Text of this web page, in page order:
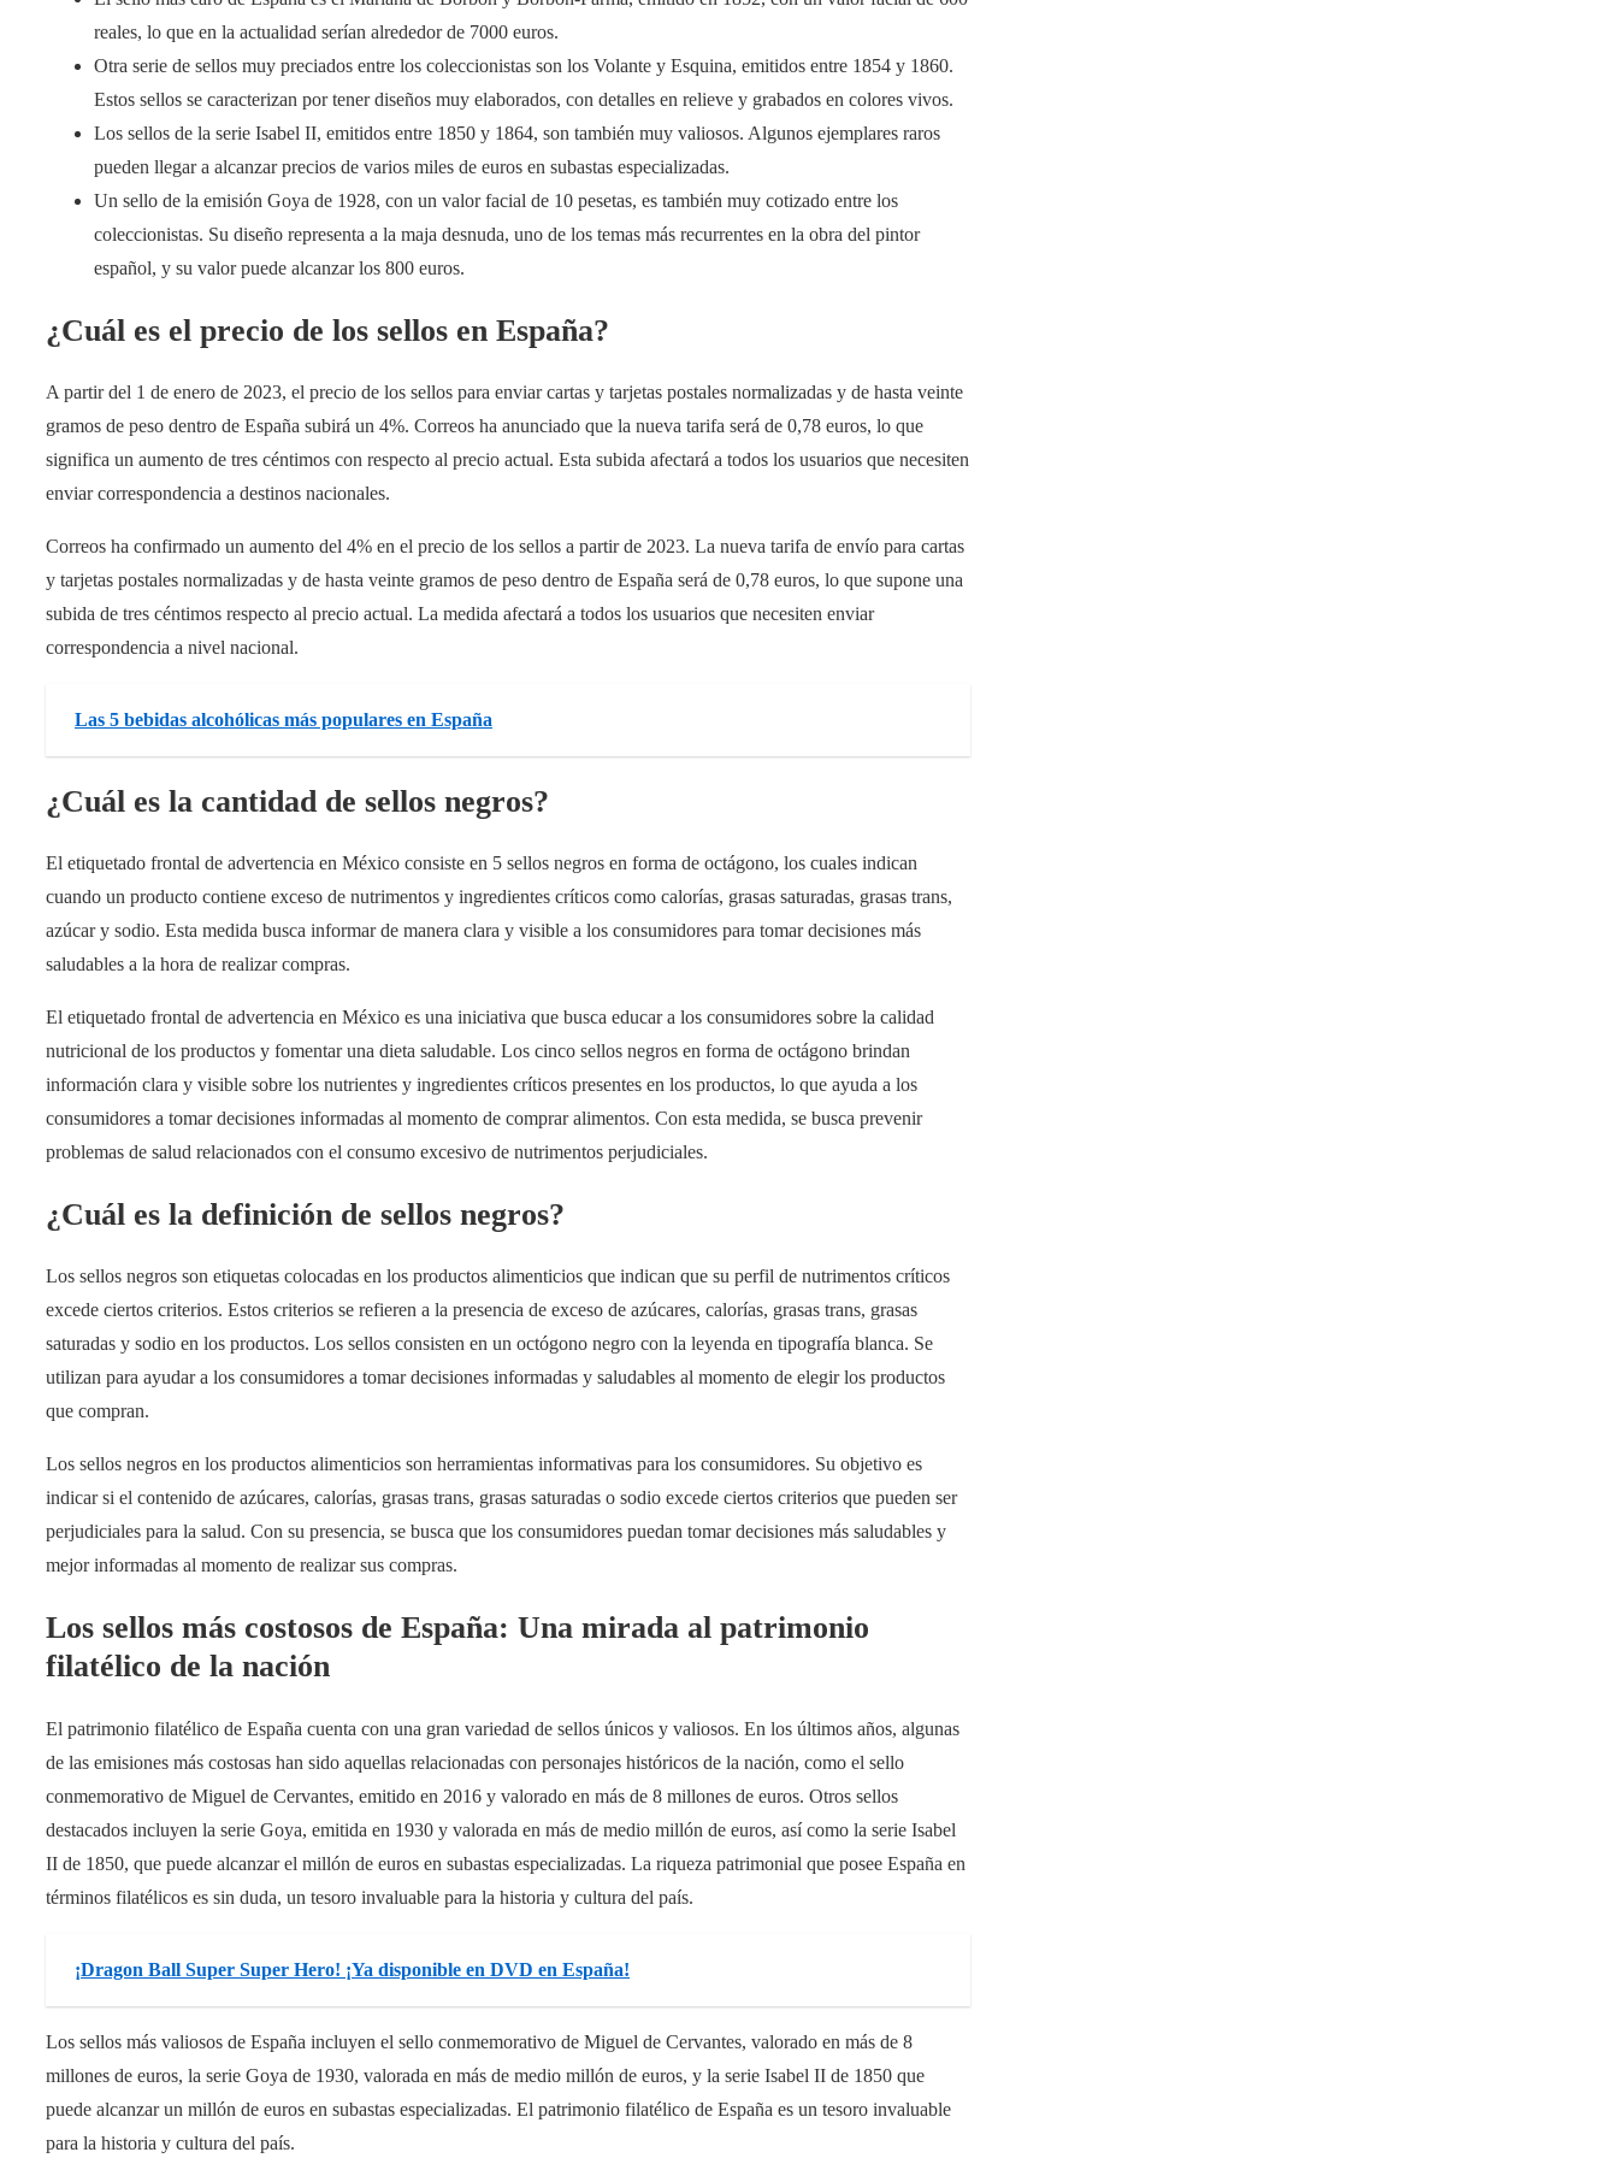
reales, lo que en la actualidad serían alrededor de 7000 euros.
Otra serie de sellos muy preciados entre los coleccionistas son los Volante y Esquina, emitidos entre 1854 y 1860.
Estos sellos se caracterizan por tener diseños muy elaborados, con detalles en relieve y grabados en colores vivos.
Los sellos de la serie Isabel II, emitidos entre 1850 y 1864, son también muy valiosos. Algunos ejemplares raros
pueden llegar a alcanzar precios de varios miles de euros en subastas especializadas.
Un sello de la emisión Goya de 1928, con un valor facial de 10 pesetas, es también muy cotizado entre los
coleccionistas. Su diseño representa a la maja desnuda, uno de los temas más recurrentes en la obra del pintor
español, y su valor puede alcanzar los 800 euros.
¿Cuál es el precio de los sellos en España?
A partir del 1 de enero de 2023, el precio de los sellos para enviar cartas y tarjetas postales normalizadas y de hasta veinte
gramos de peso dentro de España subirá un 4%. Correos ha anunciado que la nueva tarifa será de 0,78 euros, lo que
significa un aumento de tres céntimos con respecto al precio actual. Esta subida afectará a todos los usuarios que necesiten
enviar correspondencia a destinos nacionales.
Correos ha confirmado un aumento del 4% en el precio de los sellos a partir de 2023. La nueva tarifa de envío para cartas
y tarjetas postales normalizadas y de hasta veinte gramos de peso dentro de España será de 0,78 euros, lo que supone una
subida de tres céntimos respecto al precio actual. La medida afectará a todos los usuarios que necesiten enviar
correspondencia a nivel nacional.
Las 5 bebidas alcohólicas más populares en España
¿Cuál es la cantidad de sellos negros?
El etiquetado frontal de advertencia en México consiste en 5 sellos negros en forma de octágono, los cuales indican
cuando un producto contiene exceso de nutrimentos y ingredientes críticos como calorías, grasas saturadas, grasas trans,
azúcar y sodio. Esta medida busca informar de manera clara y visible a los consumidores para tomar decisiones más
saludables a la hora de realizar compras.
El etiquetado frontal de advertencia en México es una iniciativa que busca educar a los consumidores sobre la calidad
nutricional de los productos y fomentar una dieta saludable. Los cinco sellos negros en forma de octágono brindan
información clara y visible sobre los nutrientes y ingredientes críticos presentes en los productos, lo que ayuda a los
consumidores a tomar decisiones informadas al momento de comprar alimentos. Con esta medida, se busca prevenir
problemas de salud relacionados con el consumo excesivo de nutrimentos perjudiciales.
¿Cuál es la definición de sellos negros?
Los sellos negros son etiquetas colocadas en los productos alimenticios que indican que su perfil de nutrimentos críticos
excede ciertos criterios. Estos criterios se refieren a la presencia de exceso de azúcares, calorías, grasas trans, grasas
saturadas y sodio en los productos. Los sellos consisten en un octógono negro con la leyenda en tipografía blanca. Se
utilizan para ayudar a los consumidores a tomar decisiones informadas y saludables al momento de elegir los productos
que compran.
Los sellos negros en los productos alimenticios son herramientas informativas para los consumidores. Su objetivo es
indicar si el contenido de azúcares, calorías, grasas trans, grasas saturadas o sodio excede ciertos criterios que pueden ser
perjudiciales para la salud. Con su presencia, se busca que los consumidores puedan tomar decisiones más saludables y
mejor informadas al momento de realizar sus compras.
Los sellos más costosos de España: Una mirada al patrimonio
filatélico de la nación
El patrimonio filatélico de España cuenta con una gran variedad de sellos únicos y valiosos. En los últimos años, algunas
de las emisiones más costosas han sido aquellas relacionadas con personajes históricos de la nación, como el sello
conmemorativo de Miguel de Cervantes, emitido en 2016 y valorado en más de 8 millones de euros. Otros sellos
destacados incluyen la serie Goya, emitida en 1930 y valorada en más de medio millón de euros, así como la serie Isabel
II de 1850, que puede alcanzar el millón de euros en subastas especializadas. La riqueza patrimonial que posee España en
términos filatélicos es sin duda, un tesoro invaluable para la historia y cultura del país.
¡Dragon Ball Super Super Hero! ¡Ya disponible en DVD en España!
Los sellos más valiosos de España incluyen el sello conmemorativo de Miguel de Cervantes, valorado en más de 8
millones de euros, la serie Goya de 1930, valorada en más de medio millón de euros, y la serie Isabel II de 1850 que
puede alcanzar un millón de euros en subastas especializadas. El patrimonio filatélico de España es un tesoro invaluable
para la historia y cultura del país.